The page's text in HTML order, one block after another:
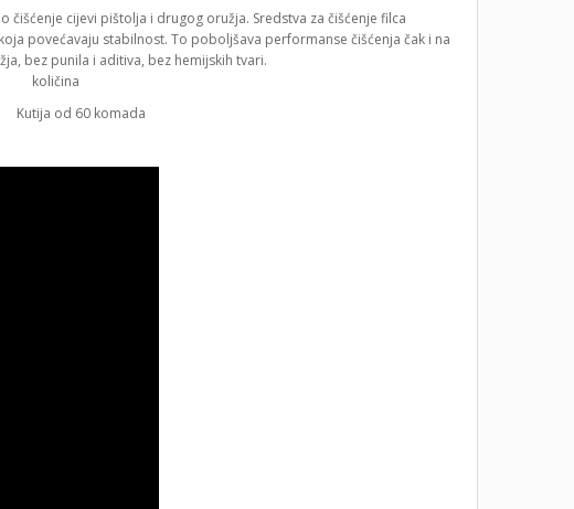
čišćenje cijevi pištolja i drugog oružja. Sredstva za čišćenje filca
povećavaju stabilnost. To poboljšava performanse čišćenja čak i na
bez punila i aditiva, bez hemijskih tvari.
od 60 komada